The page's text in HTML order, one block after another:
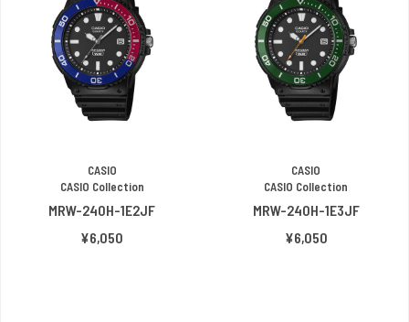
CASIO
CASIO Collection
MRW-240H-1E2JF
¥6,050
CASIO
CASIO Collection
MRW-240H-1E3JF
¥6,050